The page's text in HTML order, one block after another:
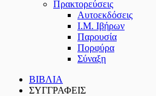
Πρακτoρεύσεις
Αυτοεκδόσεις
Ι.Μ. Ιβήρων
Παρουσία
Πορφύρα
Σύναξη
ΒΙΒΛΙΑ
ΣΥΓΓΡΑΦΕΙΣ